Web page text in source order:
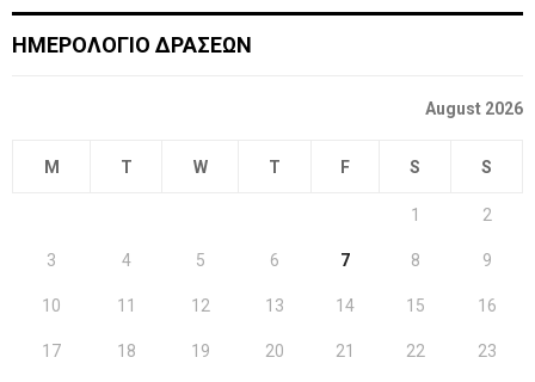
ΗΜΕΡΟΛΟΓΙΟ ΔΡΑΣΕΩΝ
August 2026
M T W T F S S
1 2
3 4 5 6 7 8 9
10 11 12 13 14 15 16
17 18 19 20 21 22 23